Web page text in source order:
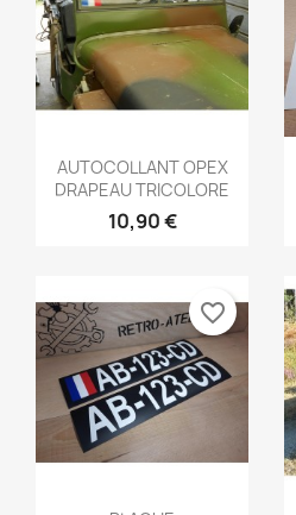
Aperçu rapide
AUTOCOLLANT OPEX
DRAPEAU TRICOLORE
10,90 €
favorite_border